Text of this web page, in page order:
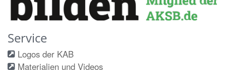
Service
Logos der KAB
Materialien und Videos